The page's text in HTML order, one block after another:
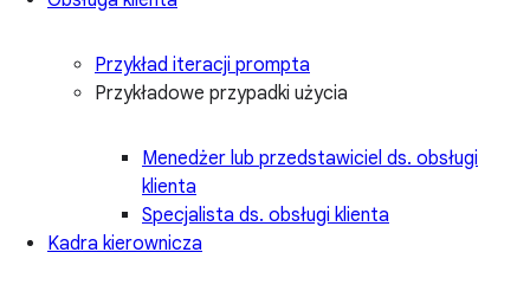
Przykład iteracji prompta
Przykładowe przypadki użycia
Menedżer lub przedstawiciel ds. obsługi
klienta
Specjalista ds. obsługi klienta
Kadra kierownicza